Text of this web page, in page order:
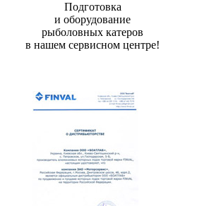
Подготовка
и оборудование
рыболовных катеров
в нашем сервисном центре!